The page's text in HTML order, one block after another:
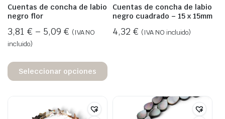
Cuentas de concha de labio
negro flor
3,81 € – 5,09 € (IVA NO
incluido)
Seleccionar opciones
Cuentas de concha de labio
negro cuadrado – 15 x 15mm
4,32 € (IVA NO incluido)